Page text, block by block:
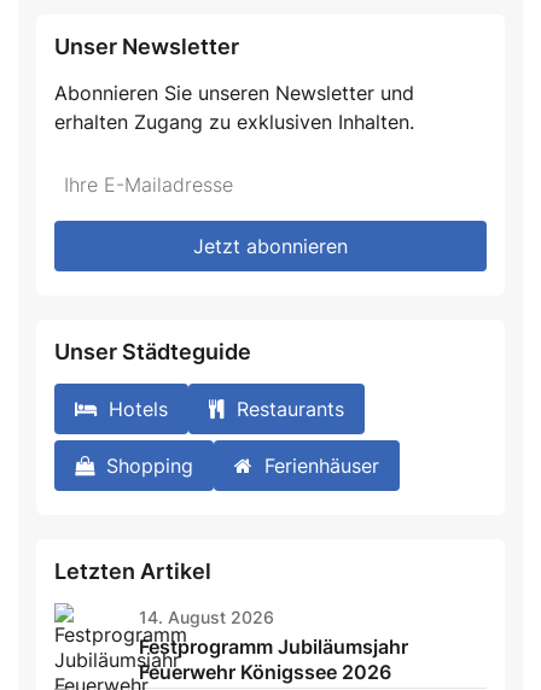
Unser Newsletter
Abonnieren Sie unseren Newsletter und
erhalten Zugang zu exklusiven Inhalten.
Do
fill
*Ihre
Mailadresse:
Jetzt abonnieren
Unser Städteguide
Hotels Restaurants
Shopping Ferienhäuser
Letzten Artikel
14. August 2026
Festprogramm Jubiläumsjahr
Feuerwehr Königssee 2026